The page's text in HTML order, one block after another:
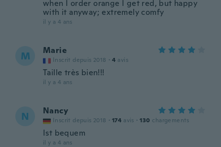
when I order orange I get red, but happy
with it anyway; extremely comfy
il y a 4 ans
M Marie
Inscrit depuis 2018 · 4 avis
Taille très bien!!!
il y a 4 ans
N Nancy
Inscrit depuis 2018 · 174 avis · 130 chargements
Ist bequem
il y a 4 ans